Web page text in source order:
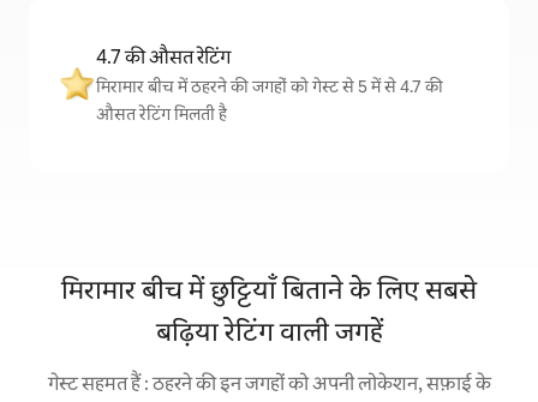
4.7 की औसत रेटिंग
मिरामार बीच में ठहरने की जगहों को गेस्ट से 5 में से 4.7 की
औसत रेटिंग मिलती है
मिरामार बीच में छुट्टियाँ बिताने के लिए सबसे
बढ़िया रेटिंग वाली जगहें
गेस्ट सहमत हैं : ठहरने की इन जगहों को अपनी लोकेशन, सफ़ाई के